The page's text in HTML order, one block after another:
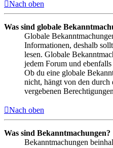
Nach oben
Was sind globale
Globale
Informationen, deshalb
lesen. Globale
jedem Forum und
Ob du eine globale
nicht, hängt von den
vergebenen
Nach oben
Was sind Bekanntmachungen?
Bekanntmachungen